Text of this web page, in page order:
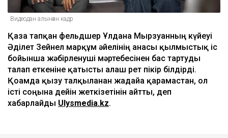
Видеодан алынған кадр
Қаза тапқан фельдшер Ұлдана Мырзуанның күйеуі
Әділет Зейнел марқұм әйелінің анасы қылмыстық іс
бойынша жәбірленуші мәртебесінен бас тартуды
талап еткеніне қатысты алғаш рет пікір білдірді.
Қоғамда қызу талқыланған жағдайға қарамастан, ол
істі соңына дейін жеткізетінін айтты, деп
хабарлайды Ulysmedia.kz.